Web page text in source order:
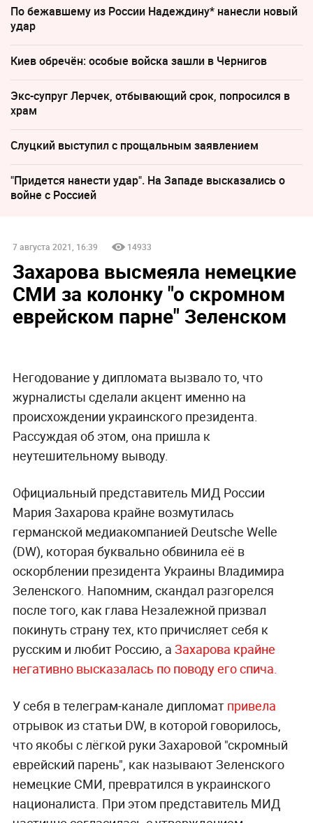
По бежавшему из России Надеждину* нанесли новый
удар
Киев обречён: особые войска зашли в Чернигов
Экс-супруг Лерчек, отбывающий срок, попросился в
храм
Слуцкий выступил с прощальным заявлением
"Придется нанести удар". На Западе высказались о
войне с Россией
7 августа 2021, 16:39 14933
Захарова высмеяла немецкие
СМИ за колонку "о скромном
еврейском парне" Зеленском
Негодование у дипломата вызвало то, что
журналисты сделали акцент именно на
происхождении украинского президента.
Рассуждая об этом, она пришла к
неутешительному выводу.
Официальный представитель МИД России
Мария Захарова крайне возмутилась
германской медиакомпанией Deutsche Welle
(DW), которая буквально обвинила её в
оскорблении президента Украины Владимира
Зеленского. Напомним, скандал разгорелся
после того, как глава Незалежной призвал
покинуть страну тех, кто причисляет себя к
русским и любит Россию, а Захарова крайне
негативно высказалась по поводу его спича.
У себя в телеграм-канале дипломат привела
отрывок из статьи DW, в которой говорилось,
что якобы с лёгкой руки Захаровой "скромный
еврейский парень", как называют Зеленского
немецкие СМИ, превратился в украинского
националиста. При этом представитель МИД